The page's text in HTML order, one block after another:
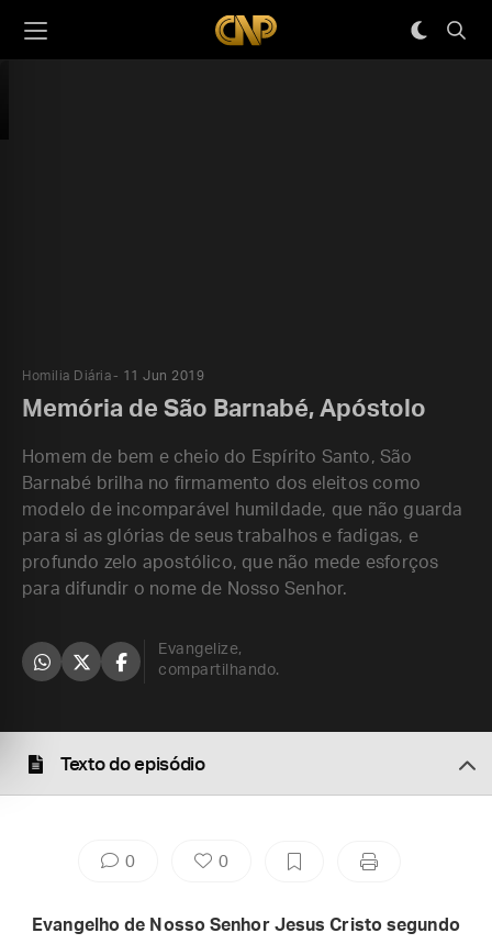
Homilia Diária 11 Jun 2019
Memória de São Barnabé, Apóstolo
Homem de bem e cheio do Espírito Santo, São
Barnabé brilha no firmamento dos eleitos como
modelo de incomparável humildade, que não guarda
para si as glórias de seus trabalhos e fadigas, e
profundo zelo apostólico, que não mede esforços
para difundir o nome de Nosso Senhor.
Evangelize,
compartilhando.
Texto do episódio
0 0
Evangelho de Nosso Senhor Jesus Cristo segundo